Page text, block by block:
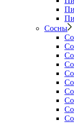
Сосны